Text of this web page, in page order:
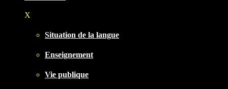
X
Situation de la langue
Enseignement
Vie publique